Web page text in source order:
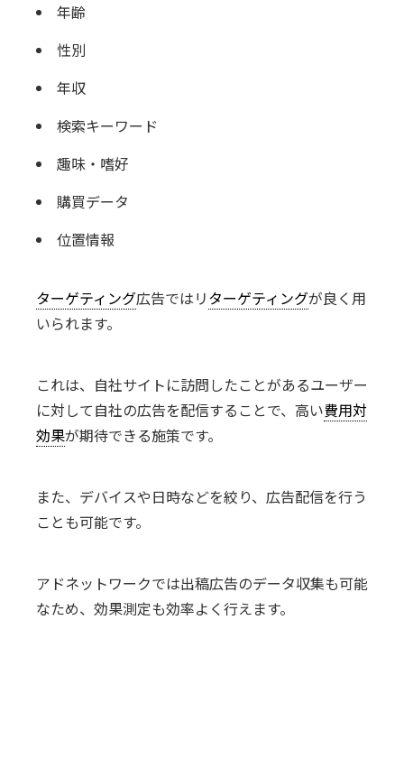
年齢
性別
年収
検索キーワード
趣味・嗜好
購買データ
位置情報
ターゲティング広告ではリターゲティングが良く用
いられます。
これは、自社サイトに訪問したことがあるユーザー
に対して自社の広告を配信することで、高い費用対
効果が期待できる施策です。
また、デバイスや日時などを絞り、広告配信を行う
ことも可能です。
アドネットワークでは出稿広告のデータ収集も可能
なため、効果測定も効率よく行えます。